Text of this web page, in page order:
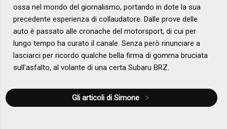
ossa nel mondo del giornalismo, portando in dote la sua
precedente esperienza di collaudatore. Dalle prove delle
auto è passato alle cronache del motorsport, di cui per
lungo tempo ha curato il canale. Senza però rinunciare a
lasciarci per ricordo qualche bella firma di gomma bruciata
sull'asfalto, al volante di una certa Subaru BRZ.
Gli articoli di Simone